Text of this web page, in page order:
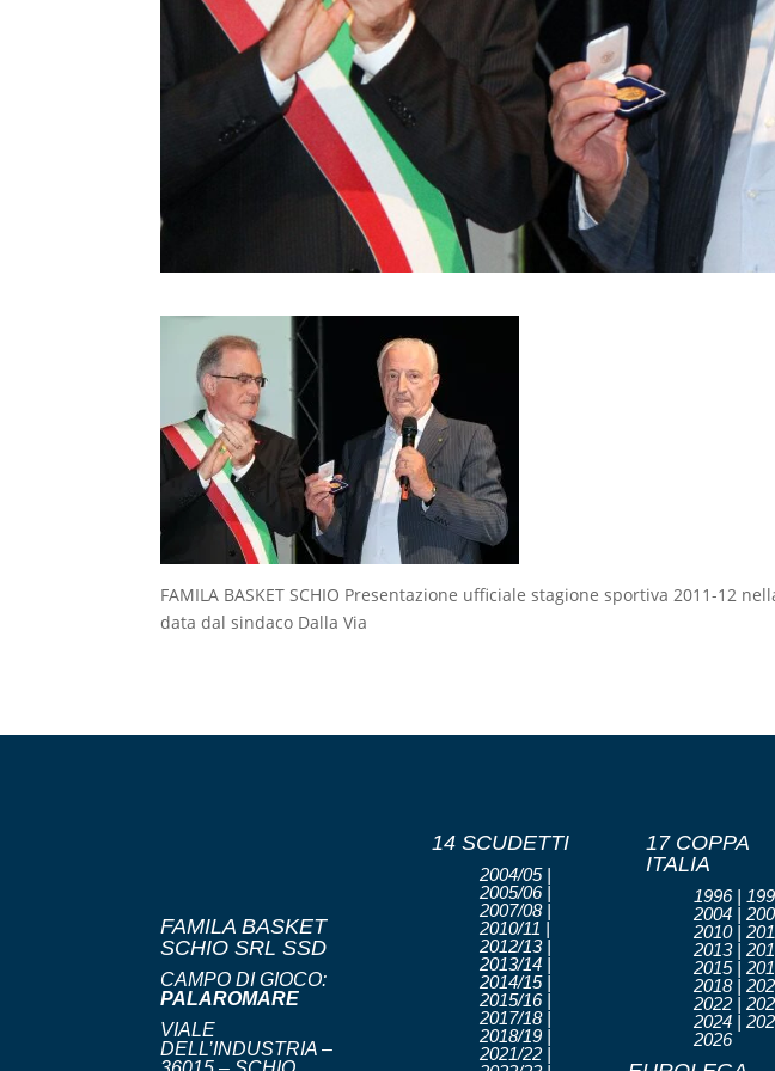
FAMILA BASKET SCHIO Presentazione ufficiale stagione sportiva 2011-12
data dal sindaco Dalla Via
FAMILA BASKET
SCHIO SRL SSD
CAMPO DI GIOCO:
PALAROMARE
VIALE
DELL’INDUSTRIA –
14 SCUDETTI
2004/05 |
2005/06 |
2007/08 |
2010/11 |
2012/13 |
2013/14 |
2014/15 |
2015/16 |
2017/18 |
2018/19 |
2021/22 |
17 COPPA
ITALIA
1996 |
2004 |
2010 |
2013 |
2015 |
2018 |
2022 |
2024 |
2026